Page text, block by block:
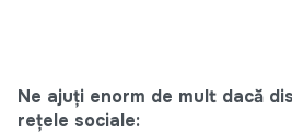
Ne ajuți enorm de mult dacă
rețele sociale: